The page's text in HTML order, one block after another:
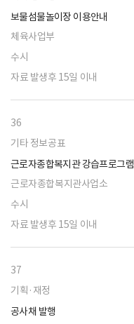
보물섬물놀이장 이용안내
체육사업부
수시
자료 발생후 15일 이내
36
기타 정보공표
근로자종합복지관 강습프로그램
근로자종합복지관사업소
수시
자료 발생후 15일 이내
37
기획·재정
공사채 발행